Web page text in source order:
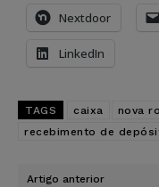
Nextdoor
LinkedIn
TAGS caixa
nova
recebimento de
Artigo anterior